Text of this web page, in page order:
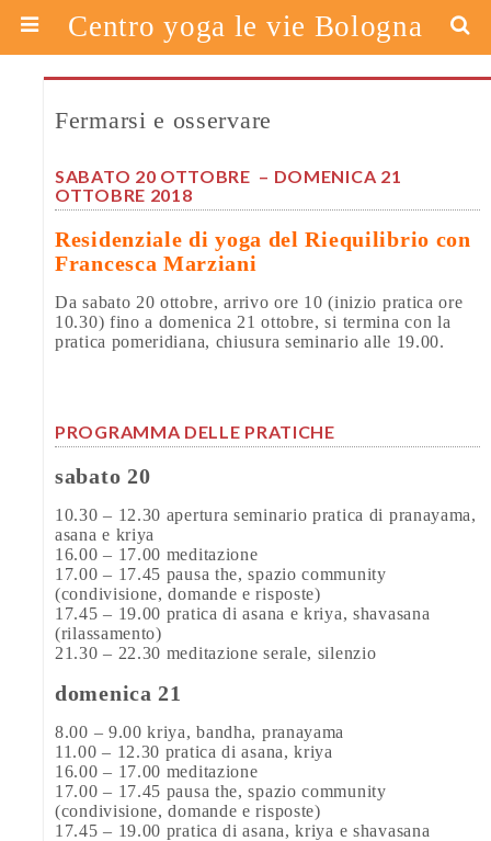
Centro yoga le vie Bologna
Fermarsi e osservare
SABATO 20 OTTOBRE – DOMENICA 21
OTTOBRE 2018
Residenziale di yoga del Riequilibrio con
Francesca Marziani
Da sabato 20 ottobre, arrivo ore 10 (inizio pratica ore
10.30) fino a domenica 21 ottobre, si termina con la
pratica pomeridiana, chiusura seminario alle 19.00.
PROGRAMMA DELLE PRATICHE
sabato 20
10.30 – 12.30 apertura seminario pratica di pranayama,
asana e kriya
16.00 – 17.00 meditazione
17.00 – 17.45 pausa the, spazio community
(condivisione, domande e risposte)
17.45 – 19.00 pratica di asana e kriya, shavasana
(rilassamento)
21.30 – 22.30 meditazione serale, silenzio
domenica 21
8.00 – 9.00 kriya, bandha, pranayama
11.00 – 12.30 pratica di asana, kriya
16.00 – 17.00 meditazione
17.00 – 17.45 pausa the, spazio community
(condivisione, domande e risposte)
17.45 – 19.00 pratica di asana, kriya e shavasana